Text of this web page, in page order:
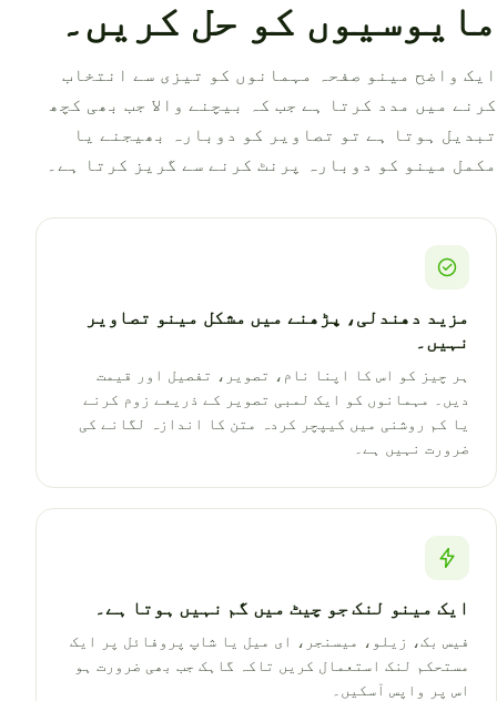
مایوسیوں کو حل کریں۔
ایک واضح مینو صفحہ مہمانوں کو تیزی سے انتخاب
کرنے میں مدد کرتا ہے جب کہ بیچنے والا جب بھی کچھ
تبدیل ہوتا ہے تو تصاویر کو دوبارہ بھیجنے یا
مکمل مینو کو دوبارہ پرنٹ کرنے سے گریز کرتا ہے۔
مزید دھندلی، پڑھنے میں مشکل مینو تصاویر
نہیں۔
ہر چیز کو اس کا اپنا نام، تصویر، تفصیل اور قیمت
دیں۔ مہمانوں کو ایک لمبی تصویر کے ذریعے زوم کرنے
یا کم روشنی میں کیپچر کردہ متن کا اندازہ لگانے کی
ضرورت نہیں ہے۔
ایک مینو لنک جو چیٹ میں گم نہیں ہوتا ہے۔
فیس بک، زیلو، میسنجر، ای میل یا شاپ پروفائل پر ایک
مستحکم لنک استعمال کریں تاکہ گاہک جب بھی ضرورت ہو
اس پر واپس آسکیں۔